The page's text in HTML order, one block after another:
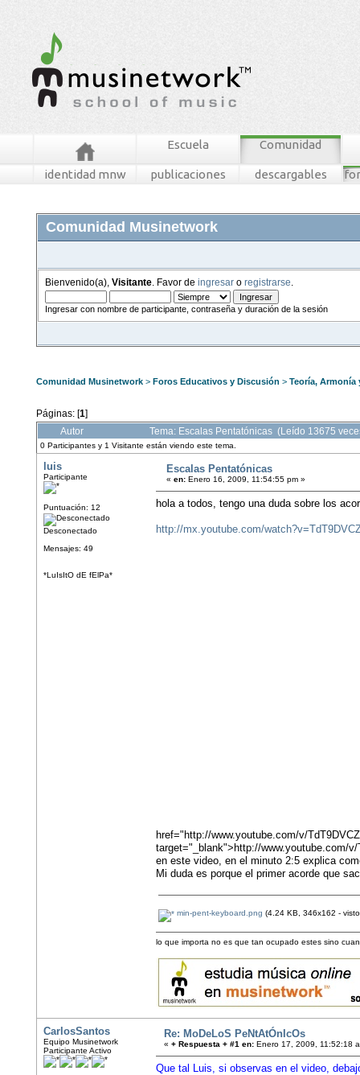
Escuela Comunidad
identidad mnw publicaciones descargables
Comunidad Musinetwork
Bienvenido(a), Visitante . Favor de ingresar o registrarse
Ingresar con nombre de participante, contraseña y duración de la sesión
Comunidad Musinetwork > Foros Educativos y Discusión > Teoría,
Páginas: [1]
Autor
Tema: Escalas Pentatónicas (Leído 13675
0 Participantes y 1 Visitante están viendo este tema.
luis
Participante
Puntuación: 12
Desconectado
Mensajes: 49
*LuIsItO dE fElPa*
Escalas Pentatónicas
« en: Enero 16, 2009, 11:54:55 pm »
hola a todos, tengo una duda sobre los
http://mx.youtube.com/
href="http://www.youtube.com/v/
target="_blank">http://www.youtube.com/
en este video, en el minuto 2:5 explica
Mi duda es porque el primer acorde que
min-pent-keyboard.png (4.24 KB, 346x162 -
lo que importa no es que tan ocupado estes sino
CarlosSantos
Equipo Musinetwork
Participante Activo
Re: MoDeLoS PeNtAtÓnIcOs
« + Respuesta + #1 en: Enero 17, 2009, 11:52:18
Que tal Luis, si observas en el video,